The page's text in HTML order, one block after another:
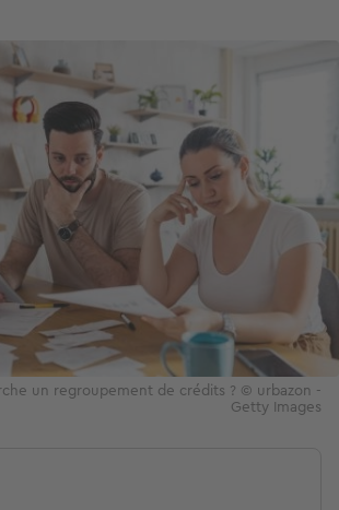
un regroupement de crédits ? © urbazon -
Getty Images